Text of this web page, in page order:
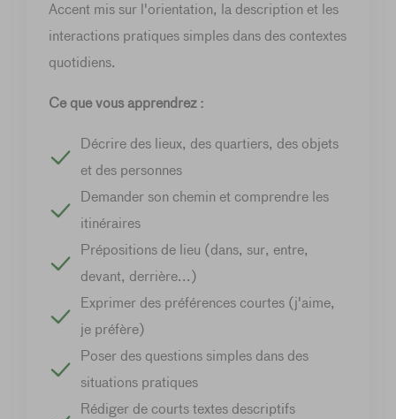
Accent mis sur l'orientation, la description et les
interactions pratiques simples dans des contextes
quotidiens.
Ce que vous apprendrez :
Décrire des lieux, des quartiers, des objets
et des personnes
Demander son chemin et comprendre les
itinéraires
Prépositions de lieu (dans, sur, entre,
devant, derrière...)
Exprimer des préférences courtes (j'aime,
je préfère)
Poser des questions simples dans des
situations pratiques
Rédiger de courts textes descriptifs